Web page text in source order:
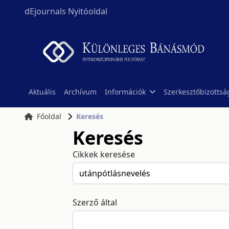
dEjournals Nyitóoldal
Aktuális Archívum Információk
Főoldal Keresés
Keresés
Cikkek keresése
Szerző által